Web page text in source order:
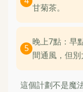
甘菊茶。
晚上7點：早
間通風，但別
這個計劃不是魔